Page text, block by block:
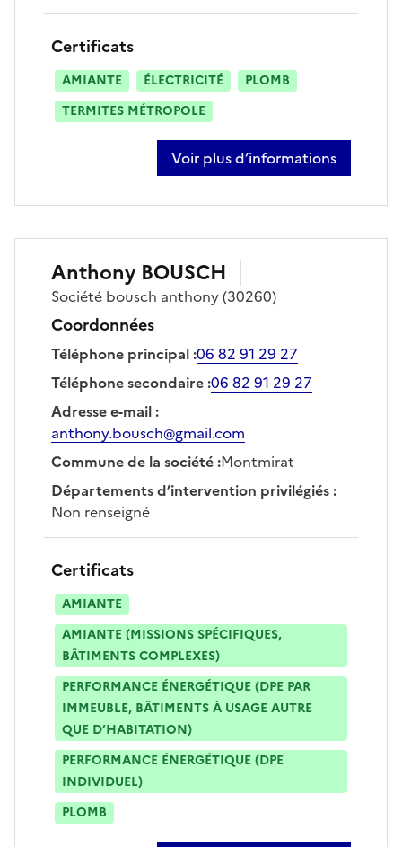
Certificats
AMIANTE ÉLECTRICITÉ
PLOMB
TERMITES MÉTROPOLE
Voir plus d’informations
sur rémi bessineton
Anthony BOUSCH
Société bousch anthony(30260)
Coordonnées
Téléphone principal:06 82 91 29 27
Téléphone secondaire:06 82 91 29 27
Adresse e-mail:
anthony.bousch@gmail.com
Commune de la société:Montmirat
Départements d’intervention privilégiés:
Non renseigné
Certificats
AMIANTE
AMIANTE (MISSIONS SPÉCIFIQUES,
BÂTIMENTS COMPLEXES)
PERFORMANCE ÉNERGÉTIQUE (DPE PAR
IMMEUBLE, BÂTIMENTS À USAGE AUTRE
QUE D’HABITATION)
PERFORMANCE ÉNERGÉTIQUE (DPE
INDIVIDUEL)
PLOMB